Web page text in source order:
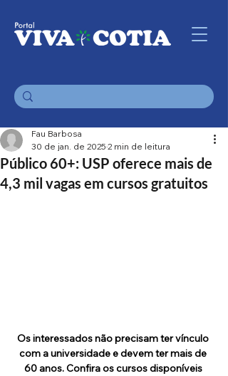
Público 60+: USP oferece mais de
4,3 mil vagas em cursos gratuitos
Fau Barbosa
30 de jan. de 2025 2 min de leitura
Os interessados não precisam ter vínculo
com a universidade e devem ter mais de
60 anos. Confira os cursos disponíveis